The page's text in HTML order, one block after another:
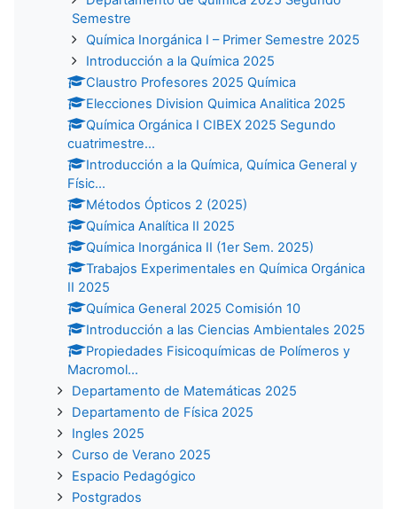
Semestre
Química Inorgánica I – Primer Semestre 2025
Introducción a la Química 2025
Claustro Profesores 2025 Química
Elecciones Division Quimica Analitica 2025
Química Orgánica I CIBEX 2025 Segundo
cuatrimestre...
Introducción a la Química, Química General y
Físic...
Métodos Ópticos 2 (2025)
Química Analítica II 2025
Química Inorgánica II (1er Sem. 2025)
Trabajos Experimentales en Química Orgánica
II 2025
Química General 2025 Comisión 10
Introducción a las Ciencias Ambientales 2025
Propiedades Fisicoquímicas de Polímeros y
Macromol...
Departamento de Matemáticas 2025
Departamento de Física 2025
Ingles 2025
Curso de Verano 2025
Espacio Pedagógico
Postgrados